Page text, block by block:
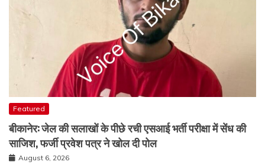
Featured
बीकानेर: जेल की सलाखों के पीछे रची एसआई भर्ती परीक्षा में सेंध की
साजिश, फर्जी प्रवेश पत्र ने खोल दी पोल
August 6, 2026